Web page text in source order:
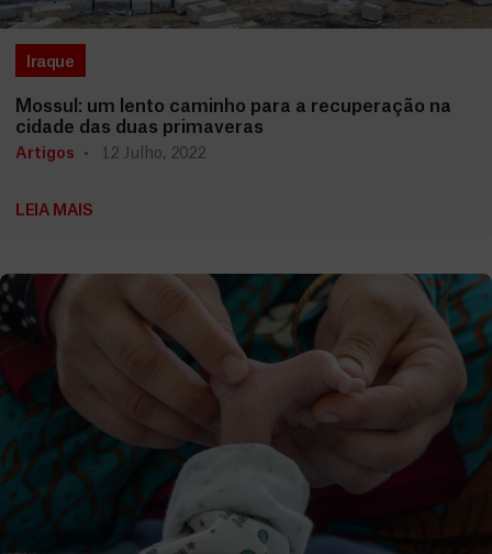
Iraque
Mossul: um lento caminho para a recuperação na
cidade das duas primaveras
Artigos 12 Julho, 2022
LEIA MAIS